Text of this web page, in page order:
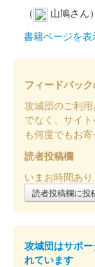
販売終了
沼田城跡
販売終了
沼田城址
沼田城跡
販売終了
（
山鳩さん）
書籍ページを表
フィードバッ
攻城団のご利
でなく、サイ
も何度でもお寄
読者投稿欄
いまお時間あ
読者投稿欄に投
攻城団はサポ
れています